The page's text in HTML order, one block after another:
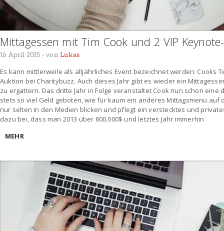
Mittagessen mit Tim Cook und 2 VIP
16 April 2015 - von Lukas
Es kann mittlerweile als alljährliches Event bezeichnet werden: Cooks
Auktion bei Charitybuzz. Auch dieses Jahr gibt es wieder ein
zu ergattern. Das dritte Jahr in Folge veranstaltet Cook nun schon eine
stets so viel Geld geboten, wie für kaum ein anderes Mittagsmenü auf
nur selten in den Medien blicken und pflegt ein verstecktes und
dazu bei, dass man 2013 über 600.000$ und letztes Jahr immerhin
MEHR